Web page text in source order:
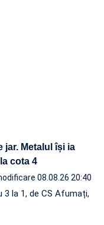
jar. Metalul își ia
cota 4
08.08.26 20:40
3 la 1, de CS Afumați,